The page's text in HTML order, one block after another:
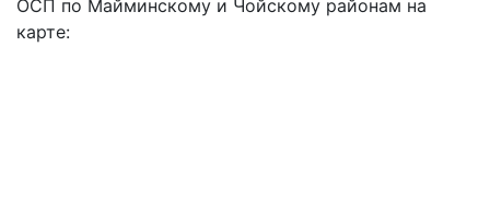
ОСП по Майминскому и Чойскому районам на
карте: